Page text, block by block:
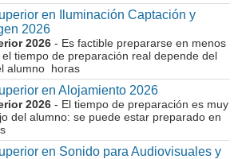
en Iluminación Captación y
2026
2026 - Es factible prepararse en menos
tiempo de preparación real depende del
alumno horas
en Alojamiento 2026
2026 - El tiempo de preparación es muy
del alumno: se puede estar preparado en
en Sonido para Audiovisuales y